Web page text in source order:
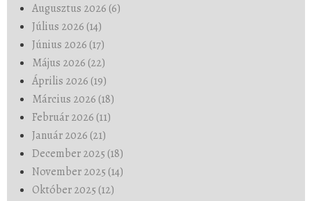
Augusztus 2026 (6)
Július 2026 (14)
Június 2026 (17)
Május 2026 (22)
Április 2026 (19)
Március 2026 (18)
Február 2026 (11)
Január 2026 (21)
December 2025 (18)
November 2025 (14)
Október 2025 (12)